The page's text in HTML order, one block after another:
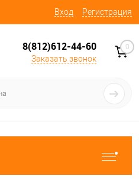
Вход Регистрация
8(812)612-44-60
Заказать звонок
0